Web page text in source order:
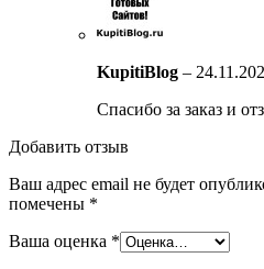
KupitiBlog –
Спасибо за заказ и
Добавить отзыв
Ваш адрес email не будет
помечены *
Ваша оценка *